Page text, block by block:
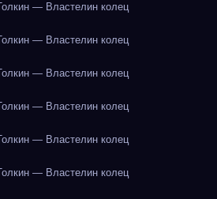
— Властелин колец
— Властелин колец
— Властелин колец
— Властелин колец
— Властелин колец
— Властелин колец